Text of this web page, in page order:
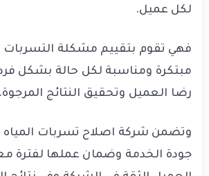
لكل عميل.
فهي تقوم بتقييم مشكلة التسربات
مبتكرة ومناسبة لكل حالة بشكل
رضا العميل وتحقيق النتائج المرجوة.
وتضمن شركة اصلاح تسربات
جودة الخدمة وضمان عملها لفترة